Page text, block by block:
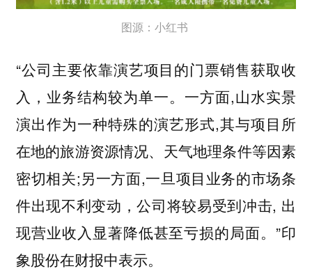
图源：小红书‍‍‍‍
“公司主要依靠演艺项目的门票销售获取收
入，业务结构较为单一。一方面,山水实景
演出作为一种特殊的演艺形式,其与项目所
在地的旅游资源情况、天气地理条件等因素
密切相关;另一方面,一旦项目业务的市场条
件出现不利变动，公司将较易受到冲击, 出
现营业收入显著降低甚至亏损的局面。”印
象股份在财报中表示。